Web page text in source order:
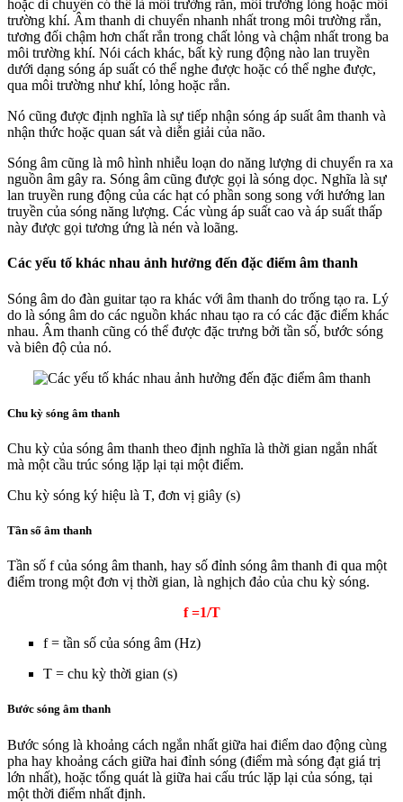
hoặc di chuyển có thể là môi trường rắn, môi trường lỏng hoặc môi
trường khí. Âm thanh di chuyển nhanh nhất trong môi trường rắn,
tương đối chậm hơn chất rắn trong chất lỏng và chậm nhất trong ba
môi trường khí. Nói cách khác, bất kỳ rung động nào lan truyền
dưới dạng sóng áp suất có thể nghe được hoặc có thể nghe được,
qua môi trường như khí, lỏng hoặc rắn.
Nó cũng được định nghĩa là sự tiếp nhận sóng áp suất âm thanh và
nhận thức hoặc quan sát và diễn giải của não.
Sóng âm cũng là mô hình nhiễu loạn do năng lượng di chuyển ra xa
nguồn âm gây ra. Sóng âm cũng được gọi là sóng dọc. Nghĩa là sự
lan truyền rung động của các hạt có phần song song với hướng lan
truyền của sóng năng lượng. Các vùng áp suất cao và áp suất thấp
này được gọi tương ứng là nén và loãng.
Các yếu tố khác nhau ảnh hưởng đến đặc điểm âm thanh
Sóng âm do đàn guitar tạo ra khác với âm thanh do trống tạo ra. Lý
do là sóng âm do các nguồn khác nhau tạo ra có các đặc điểm khác
nhau. Âm thanh cũng có thể được đặc trưng bởi tần số, bước sóng
và biên độ của nó.
Chu kỳ sóng âm thanh
Chu kỳ của sóng âm thanh theo định nghĩa là thời gian ngắn nhất
mà một cầu trúc sóng lặp lại tại một điểm.
Chu kỳ sóng ký hiệu là T, đơn vị giây (s)
Tần số âm thanh
Tần số f của sóng âm thanh, hay số đỉnh sóng âm thanh đi qua một
điểm trong một đơn vị thời gian, là nghịch đảo của chu kỳ sóng.
f =1/T
f = tần số của sóng âm (Hz)
T = chu kỳ thời gian (s)
Bước sóng âm thanh
Bước sóng là khoảng cách ngắn nhất giữa hai điểm dao động cùng
pha hay khoảng cách giữa hai đỉnh sóng (điểm mà sóng đạt giá trị
lớn nhất), hoặc tổng quát là giữa hai cấu trúc lặp lại của sóng, tại
một thời điểm nhất định.